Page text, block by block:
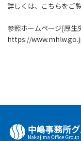
詳しくは、こちらをご
参照ホームページ[厚生
https://
中嶋事務所
Nakajima Oﬃce Group